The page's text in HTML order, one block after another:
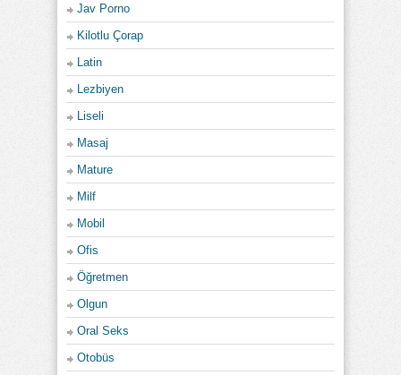
Jav Porno
Kilotlu Çorap
Latin
Lezbiyen
Liseli
Masaj
Mature
Milf
Mobil
Ofis
Öğretmen
Olgun
Oral Seks
Otobüs